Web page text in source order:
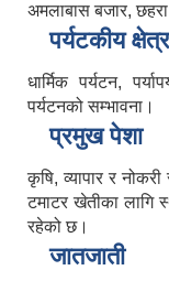
अमलाबास बजार,
पर्यटकीय क्षेत्र
धार्मिक पर्यटन,
पर्यटनको सम्भावना।
प्रमुख पेशा
कृषि, व्यापार र
टमाटर खेतीका लागि
रहेको छ।
जातजाती